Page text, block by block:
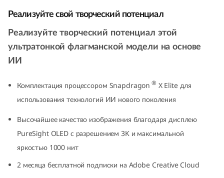
9
1
4
a
Реализуйте свой творческий потенциал
Реализуйте творческий потенциал этой
ультратонкой флагманской модели на основе
ИИ
Комплектация процессором Snapdragon ® X Elite для
использования технологий ИИ нового поколения
Высочайшее качество изображения благодаря дисплею
PureSight OLED с разрешением 3K и максимальной
яркостью 1000 нит
2 месяца бесплатной подписки на Adobe Creative Cloud